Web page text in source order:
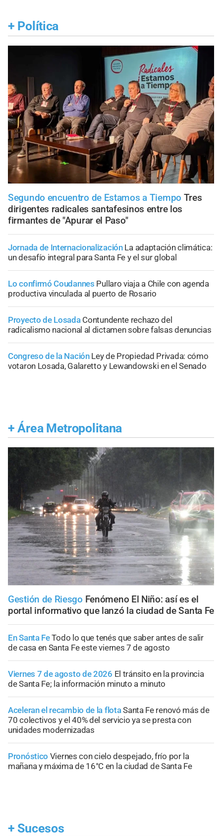
+ Política
Segundo encuentro de Estamos a Tiempo Tres
dirigentes radicales santafesinos entre los
firmantes de "Apurar el Paso"
Jornada de Internacionalización La adaptación climática:
un desafío integral para Santa Fe y el sur global
Lo confirmó Coudannes Pullaro viaja a Chile con agenda
productiva vinculada al puerto de Rosario
Proyecto de Losada Contundente rechazo del
radicalismo nacional al dictamen sobre falsas denuncias
Congreso de la Nación Ley de Propiedad Privada: cómo
votaron Losada, Galaretto y Lewandowski en el Senado
+ Área Metropolitana
Gestión de Riesgo Fenómeno El Niño: así es el
portal informativo que lanzó la ciudad de Santa Fe
En Santa FeTodo lo que tenés que saber antes de salir
de casa en Santa Fe este viernes 7 de agosto
Viernes 7 de agosto de 2026 El tránsito en la provincia
de Santa Fe; la información minuto a minuto
Aceleran el recambio de la flotaSanta Fe renovó más de
70 colectivos y el 40% del servicio ya se presta con
unidades modernizadas
Pronóstico Viernes con cielo despejado, frío por la
mañana y máxima de 16°C en la ciudad de Santa Fe
+ Sucesos